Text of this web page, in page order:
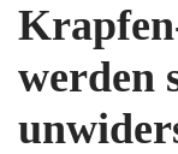
werden